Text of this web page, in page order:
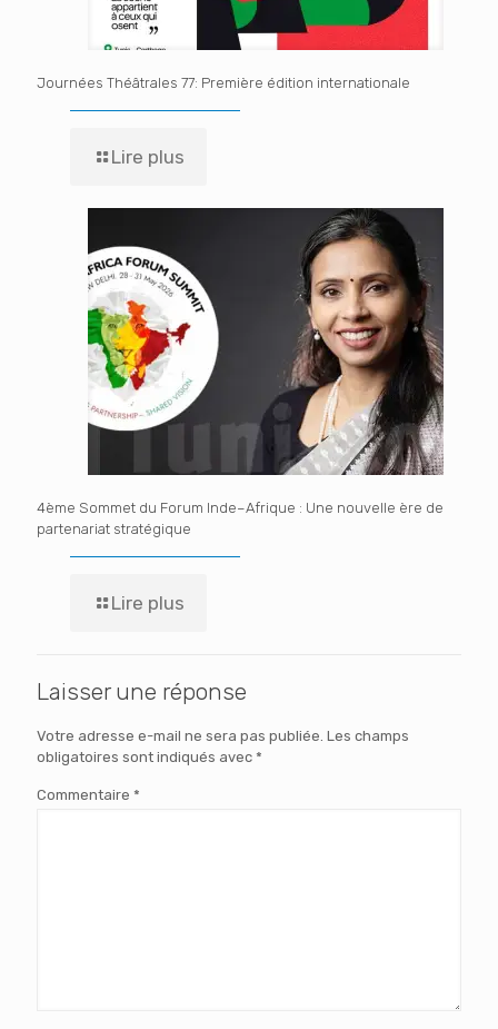
Journées Théâtrales 77: Première édition internationale
Lire plus
4ème Sommet du Forum Inde–Afrique : Une nouvelle ère de
partenariat stratégique
Lire plus
Laisser une réponse
Votre adresse e-mail ne sera pas publiée. Les champs
obligatoires sont indiqués avec *
Commentaire *